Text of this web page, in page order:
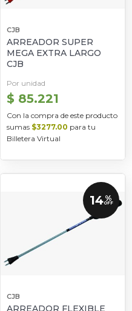
CJB
ARREADOR SUPER
MEGA EXTRA LARGO
CJB
Por unidad
$ 85.221
Con la compra de este producto
sumas $3277.00 para tu
Billetera Virtual
14 %
OFF
CJB
ARREADOR FLEXIBLE